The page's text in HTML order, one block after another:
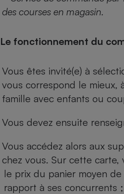
des courses en magasin.
Le fonctionnement du
Vous êtes invité(e) à
vous correspond le mieux,
famille avec enfants ou
Vous devez ensuite
Vous accédez alors aux
chez vous. Sur cette carte,
le prix du panier moyen
rapport à ses concurrents ;